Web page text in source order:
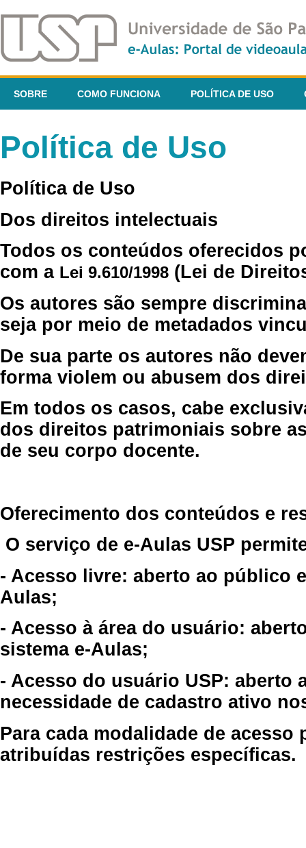
SOBRE COMO FUNCIONA POLÍTICA DE USO
Política de Uso
Política de Uso
Dos direitos intelectuais
Todos os conteúdos oferecidos
com a Lei 9.610/1998 (Lei de
Os autores são sempre
seja por meio de metadados
De sua parte os autores não
forma violem ou abusem dos
Em todos os casos, cabe
dos direitos patrimoniais sobre
de seu corpo docente.
Oferecimento dos conteúdos e
O serviço de e-Aulas USP
- Acesso livre: aberto ao público
Aulas;
- Acesso à área do usuário:
sistema e-Aulas;
- Acesso do usuário USP: aberto
necessidade de cadastro ativo
Para cada modalidade de
atribuídas restrições específicas.